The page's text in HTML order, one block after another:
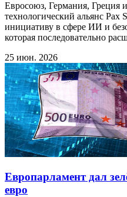
Евросоюз, Германия, Греция
технологический альянс
инициативу в сфере ИИ и
которая последовательно
25 июн. 2026
Европарламент дал
евро